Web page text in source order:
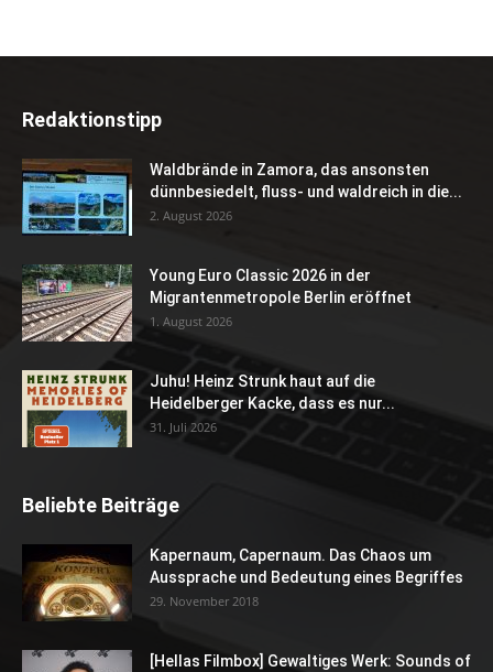
Redaktionstipp
Waldbrände in Zamora, das ansonsten
dünnbesiedelt, fluss- und waldreich in die...
2. August 2026
Young Euro Classic 2026 in der
Migrantenmetropole Berlin eröffnet
1. August 2026
Juhu! Heinz Strunk haut auf die
Heidelberger Kacke, dass es nur...
31. Juli 2026
Beliebte Beiträge
Kapernaum, Capernaum. Das Chaos um
Aussprache und Bedeutung eines Begriffes
29. November 2018
[Hellas Filmbox] Gewaltiges Werk: Sounds of